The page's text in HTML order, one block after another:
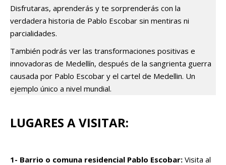
Disfrutaras, aprenderás y te sorprenderás con la
verdadera historia de Pablo Escobar sin mentiras ni
parcialidades.
También podrás ver las transformaciones positivas e
innovadoras de Medellín, después de la sangrienta guerra
causada por Pablo Escobar y el cartel de Medellin. Un
ejemplo único a nivel mundial.
LUGARES A VISITAR:
1- Barrio o comuna residencial Pablo Escobar: Visita al